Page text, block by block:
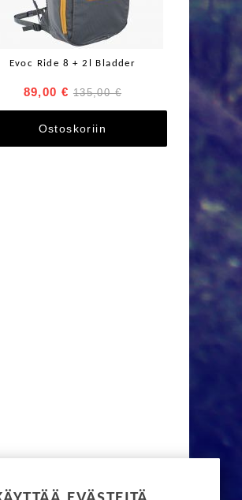
Evoc Ride 8 + 2l Bladder
89,00 € 135,00 €
Ostoskoriin